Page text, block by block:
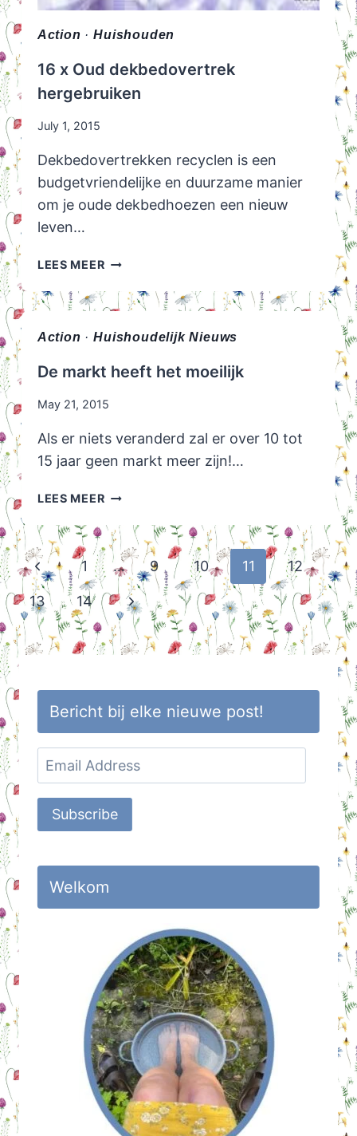
Action ·Huishouden
16 x Oud dekbedovertrek
hergebruiken
July 1, 2015
Dekbedovertrekken recyclen is een
budgetvriendelijke en duurzame manier
om je oude dekbedhoezen een nieuw
leven…
LEES MEER16
OUD
HERGEBRUIKEN
Action ·Huishoudelijk Nieuws
De markt heeft het moeilijk
May 21, 2015
Als er niets veranderd zal er over 10 tot
15 jaar geen markt meer zijn!…
LEES MEERDE
HEEFT
HET
MOEILIJK
Page
navigation
Previous
Page
1 … 9 10 11 12
13 14
Next
Page
Bericht bij elke nieuwe post!
Email
Address
Subscribe
Welkom